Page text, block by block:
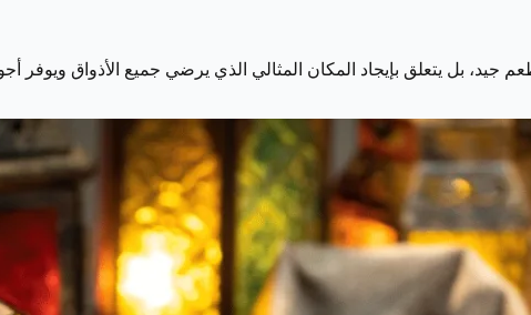
جيد، بل يتعلق بإيجاد المكان المثالي الذي يرضي جميع الأذواق ويوفر